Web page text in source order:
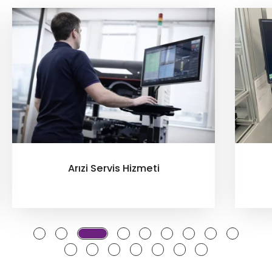
Kalibrasyon Hizmeti